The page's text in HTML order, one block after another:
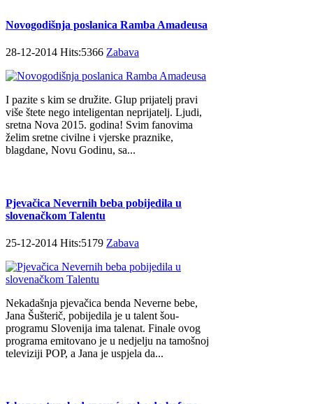
Novogodišnja poslanica Ramba Amadeusa
28-12-2014 Hits:5366 Zabava
I pazite s kim se družite. Glup prijatelj pravi
više štete nego inteligentan neprijatelj. Ljudi,
sretna Nova 2015. godina! Svim fanovima
želim sretne civilne i vjerske praznike,
blagdane, Novu Godinu, sa...
Pjevačica Nevernih beba pobijedila u
slovenačkom Talentu
25-12-2014 Hits:5179 Zabava
Nekadašnja pjevačica benda Neverne bebe,
Jana Šušterič, pobijedila je u talent šou-
programu Slovenija ima talenat. Finale ovog
programa emitovano je u nedjelju na tamošnoj
televiziji POP, a Jana je uspjela da...